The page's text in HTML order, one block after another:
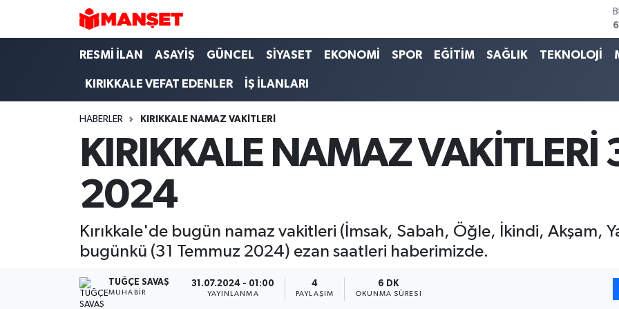
RESMİ İLAN ASAYİŞ GÜNCEL SİYASET EKONOMİ SPOR EĞİTİM SAĞLIK TEKNOLOJİ
KIRIKKALE VEFAT EDENLER İŞ İLANLARI
HABERLER KIRIKKALE NAMAZ VAKİTLERİ
KIRIKKALE NAMAZ VAKİTLERİ
2024
Kırıkkale'de bugün namaz vakitleri (İmsak, Sabah, Öğle, İkindi, Akşam,
bugünkü (31 Temmuz 2024) ezan saatleri haberimizde.
TUĞÇE SAVAŞ
MUHABIR
31.07.2024 - 01:00
YAYINLANMA
4
PAYLAŞIM
6 DK
OKUNMA SÜRESI
Hava Durumu
Trafik Durumu
Süper Lig Puan Durumu ve Fikstür
Tüm Manşetler
Son Dakika Haberleri
Haber Arşivi